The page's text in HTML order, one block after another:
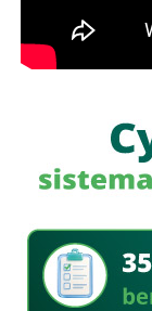
a quienes se
regularización.
deja a los
vulnerabilidad,
previstas por la